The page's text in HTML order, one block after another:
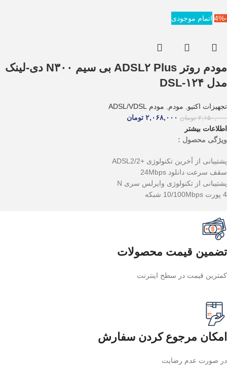
-4% اتمام موجودی
مودم روتر ADSL۲ Plus بی سیم N۳۰۰ دی-لینک
مدل DSL-۱۲۴
تجهیزات اکتیو, مودم, مودم ADSL/VDSL
۲,۱۵۰,۰۰۰ تومان ۲,۰۶۸,۰۰۰ تومان
اطلاعات بیشتر
ویژگی محصول :
پشتیبانی از آخرین تکنولوژی +ADSL2/2
سقف سرعت دانلود 24Mbps
پشتیبانی از تکنولوژی وایرلس سری N
4 پورت 10/100Mbps شبکه
تضمین قیمت محصولات
کمترین قیمت در سطح اینترنت
امکان مرجوع کردن سفارش
در صورت عدم رضایت